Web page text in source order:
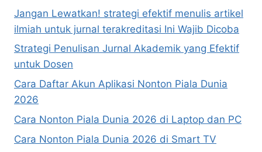
Jangan Lewatkan! strategi efektif menulis artikel
ilmiah untuk jurnal terakreditasi Ini Wajib Dicoba
Strategi Penulisan Jurnal Akademik yang Efektif
untuk Dosen
Cara Daftar Akun Aplikasi Nonton Piala Dunia
2026
Cara Nonton Piala Dunia 2026 di Laptop dan PC
Cara Nonton Piala Dunia 2026 di Smart TV